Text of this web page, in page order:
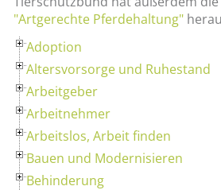
"Artgerechte Pferdehaltung"
Adoption
Altersvorsorge und Ruhestand
Arbeitgeber
Arbeitnehmer
Arbeitslos, Arbeit finden
Bauen und Modernisieren
Behinderung